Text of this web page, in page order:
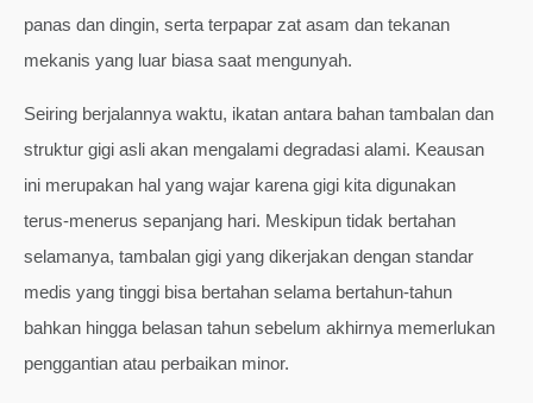
panas dan dingin, serta terpapar zat asam dan tekanan
mekanis yang luar biasa saat mengunyah.
Seiring berjalannya waktu, ikatan antara bahan tambalan dan
struktur gigi asli akan mengalami degradasi alami. Keausan
ini merupakan hal yang wajar karena gigi kita digunakan
terus-menerus sepanjang hari. Meskipun tidak bertahan
selamanya, tambalan gigi yang dikerjakan dengan standar
medis yang tinggi bisa bertahan selama bertahun-tahun
bahkan hingga belasan tahun sebelum akhirnya memerlukan
penggantian atau perbaikan minor.